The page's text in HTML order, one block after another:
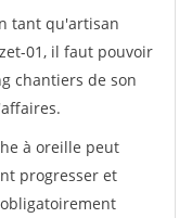
tant qu'artisan
01, il faut pouvoir
chantiers de son
à oreille peut
progresser et